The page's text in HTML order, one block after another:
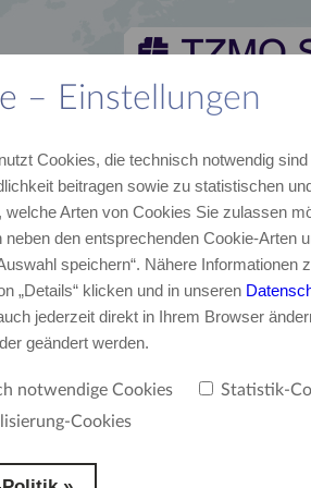
– Einstellungen
Cookies, die technisch notwendig
beitragen sowie zu statistischen
welche Arten von Cookies Sie zulassen
den entsprechenden Cookie-Arten
speichern“. Nähere
„Details“ klicken und in unseren
jederzeit direkt in Ihrem Browser
geändert werden.
notwendige Cookies Statistik-
Cookies
TZMO Unser Team E-Mail, Telefon
ERFAHRUNG.